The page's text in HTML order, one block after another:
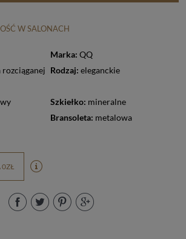
W SALONACH
Marka: QQ
rozciąganej Rodzaj: eleganckie
Szkiełko: mineralne
Bransoleta: metalowa
0ZŁ